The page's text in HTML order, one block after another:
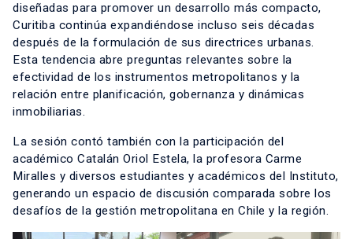
diseñadas para promover un desarrollo más compacto,
Curitiba continúa expandiéndose incluso seis décadas
después de la formulación de sus directrices urbanas.
Esta tendencia abre preguntas relevantes sobre la
efectividad de los instrumentos metropolitanos y la
relación entre planificación, gobernanza y dinámicas
inmobiliarias.
La sesión contó también con la participación del
académico Catalán Oriol Estela, la profesora Carme
Miralles y diversos estudiantes y académicos del Instituto,
generando un espacio de discusión comparada sobre los
desafíos de la gestión metropolitana en Chile y la región.